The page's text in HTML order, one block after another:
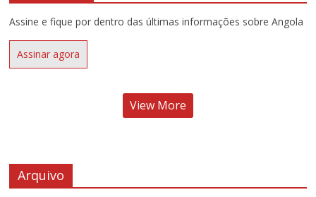
Assine e fique por dentro das últimas informações sobre Angola
Assinar agora
View More
Arquivo